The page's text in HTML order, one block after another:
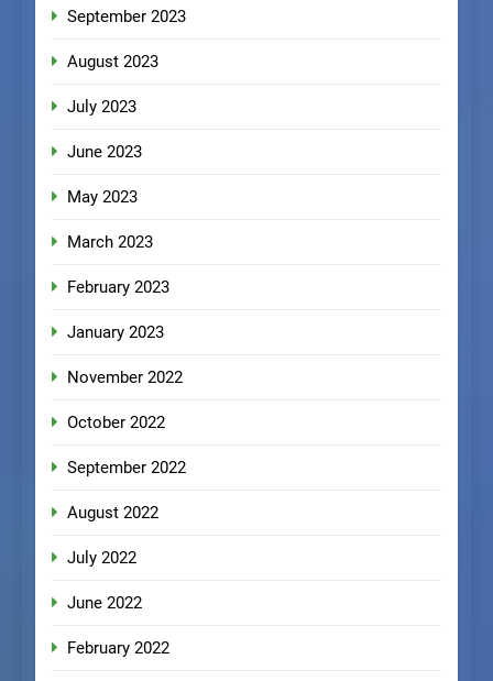
September 2023
August 2023
July 2023
June 2023
May 2023
March 2023
February 2023
January 2023
November 2022
October 2022
September 2022
August 2022
July 2022
June 2022
February 2022